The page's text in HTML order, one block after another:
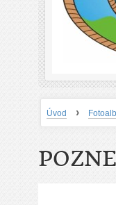
Úvod ›